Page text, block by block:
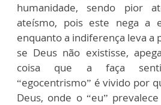
humanidade, sendo pior
ateísmo, pois este nega a
enquanto a indiferença leva a
se Deus não existisse,
coisa que a faça
“egocentrismo” é vivido por
Deus, onde o “eu”